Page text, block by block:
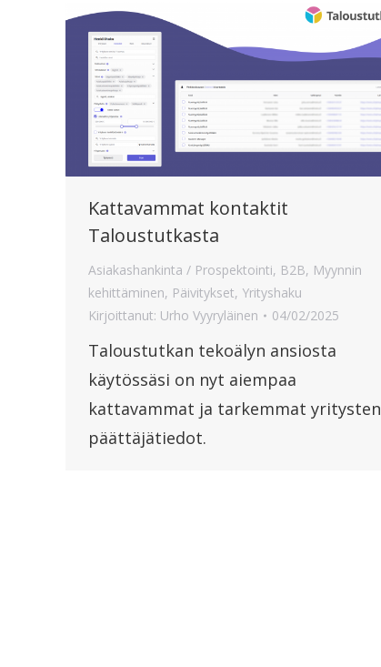
Kattavammat kontaktit
Taloustutkasta
Asiakashankinta / Prospektointi, B2B, Myynnin
kehittäminen, Päivitykset, Yrityshaku
Kirjoittanut: Urho Vyyryläinen 04/02/2025
Taloustutkan tekoälyn ansiosta
käytössäsi on nyt aiempaa
kattavammat ja tarkemmat yritysten
päättäjätiedot.